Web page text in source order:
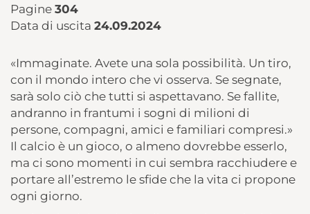
Pagine 304
Data di uscita 24.09.2024
«Immaginate. Avete una sola possibilità. Un tiro,
con il mondo intero che vi osserva. Se segnate,
sarà solo ciò che tutti si aspettavano. Se fallite,
andranno in frantumi i sogni di milioni di
persone, compagni, amici e familiari compresi.»
Il calcio è un gioco, o almeno dovrebbe esserlo,
ma ci sono momenti in cui sembra racchiudere e
portare all’estremo le sfide che la vita ci propone
ogni giorno.